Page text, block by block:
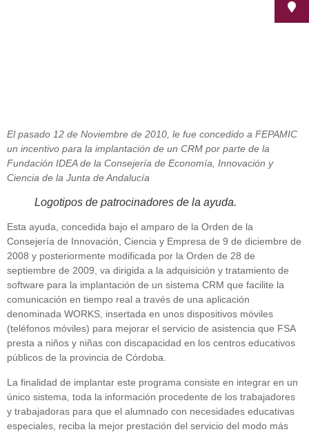
El pasado 12 de Noviembre de 2010, le fue concedido a FEPAMIC
un incentivo para la implantación de un CRM por parte de la
Fundación IDEA de la Consejería de Economía, Innovación y
Ciencia de la Junta de Andalucía
Logotipos de patrocinadores de la ayuda.
Esta ayuda, concedida bajo el amparo de la Orden de la
Consejería de Innovación, Ciencia y Empresa de 9 de diciembre de
2008 y posteriormente modificada por la Orden de 28 de
septiembre de 2009, va dirigida a la adquisición y tratamiento de
software para la implantación de un sistema CRM que facilite la
comunicación en tiempo real a través de una aplicación
denominada WORKS, insertada en unos dispositivos móviles
(teléfonos móviles) para mejorar el servicio de asistencia que FSA
presta a niños y niñas con discapacidad en los centros educativos
públicos de la provincia de Córdoba.
La finalidad de implantar este programa consiste en integrar en un
único sistema, toda la información procedente de los trabajadores
y trabajadoras para que el alumnado con necesidades educativas
especiales, reciba la mejor prestación del servicio del modo más